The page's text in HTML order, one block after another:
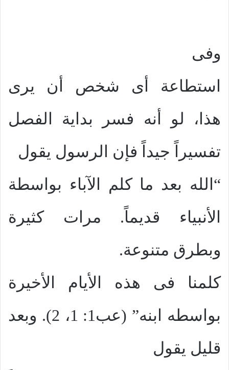
وفى
استطاعة أى شخص أن يرى
هذا، لو أنه فسر بداية الفصل
تفسيراً جيداً فإن الرسول يقول
“الله بعد ما كلم الآباء بواسطة
الأنبياء قديماً. مرات كثيرة
وبطرق متنوعة.
كلمنا فى هذه الأيام الأخيرة
بواسطه ابنه” (عب1: 1، 2). وبعد
قليل يقول